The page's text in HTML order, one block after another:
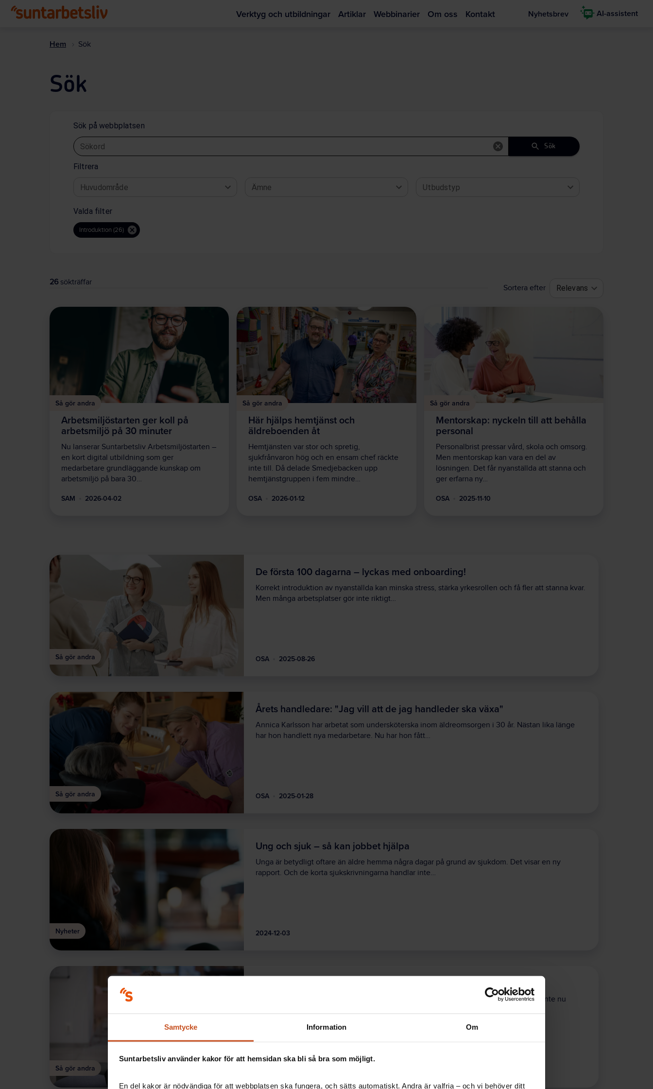
Samtycke Information Om
Suntarbetsliv använder kakor för att hemsidan ska bli så bra som möjligt.
En del kakor är nödvändiga för att webbplatsen ska fungera, och sätts automatiskt. Andra är valfria – och vi behöver ditt
Verktyg och utbildningar Artiklar Webbinarier Om oss Kontakt Nyhetsbrev AI-assistent
Hem Sök
Sök
Sök på webbplatsen
Sökord Sök
Filtrera
Huvudområde Ämne Utbudstyp
Valda filter
Introduktion (26)
26 sökträffar
Sortera efter Relevans
Så gör andra
Arbetsmiljöstarten ger koll på
arbetsmiljö på 30 minuter
Nu lanserar Suntarbetsliv Arbetsmiljöstarten –
en kort digital utbildning som ger
medarbetare grundläggande kunskap om
arbetsmiljö på bara 30…
SAM 2026-04-02
Så gör andra
Här hjälps hemtjänst och
äldreboenden åt
Hemtjänsten var stor och spretig,
sjukfrånvaron hög och en ensam chef räckte
inte till. Då delade Smedjebacken upp
hemtjänstgruppen i fem mindre…
OSA 2026-01-12
Så gör andra
Mentorskap: nyckeln till att behålla
personal
Personalbrist pressar vård, skola och omsorg.
Men mentorskap kan vara en del av
lösningen. Det får nyanställda att stanna och
ger erfarna ny…
OSA 2025-11-10
Så gör andra
De första 100 dagarna – lyckas med onboarding!
Korrekt introduktion av nyanställda kan minska stress, stärka yrkesrollen och få fler att stanna kvar.
Men många arbetsplatser gör inte riktigt…
OSA 2025-08-26
Så gör andra
Årets handledare: "Jag vill att de jag handleder ska växa"
Annica Karlsson har arbetat som undersköterska inom äldreomsorgen i 30 år. Nästan lika länge
har hon handlett nya medarbetare. Nu har hon fått…
OSA 2025-01-28
Nyheter
Ung och sjuk – så kan jobbet hjälpa
Unga är betydligt oftare än äldre hemma några dagar på grund av sjukdom. Det visar en ny
rapport. Och de korta sjukskrivningarna handlar inte…
2024-12-03
Så gör andra
Rörigt och stressigt. Så kunde det vara förr när nya lärare började i Helsingborg. Men inte nu